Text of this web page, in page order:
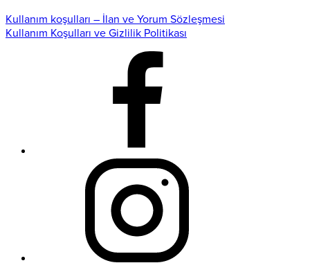
Kullanım koşulları – İlan ve Yorum Sözleşmesi
Kullanım Koşulları ve Gizlilik Politikası